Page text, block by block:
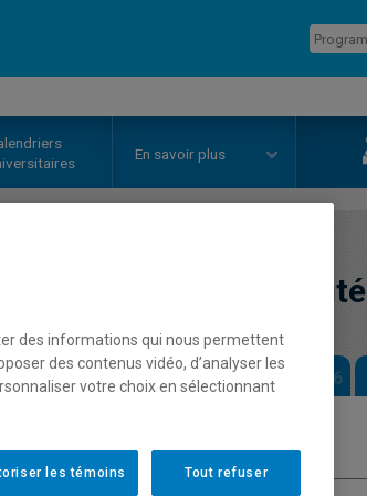
En savoir plus
Théories de la narrativité
- Été 2026 Horaire - Automne 2026
des informations qui nous permettent
des contenus vidéo, d’analyser les
votre choix en sélectionnant
Tout refuser
les témoins